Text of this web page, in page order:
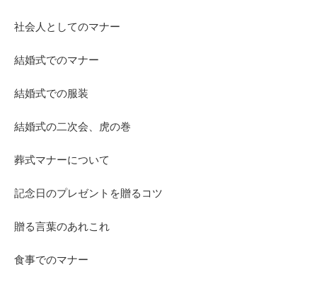
社会人としてのマナー
結婚式でのマナー
結婚式での服装
結婚式の二次会、虎の巻
葬式マナーについて
記念日のプレゼントを贈るコツ
贈る言葉のあれこれ
食事でのマナー